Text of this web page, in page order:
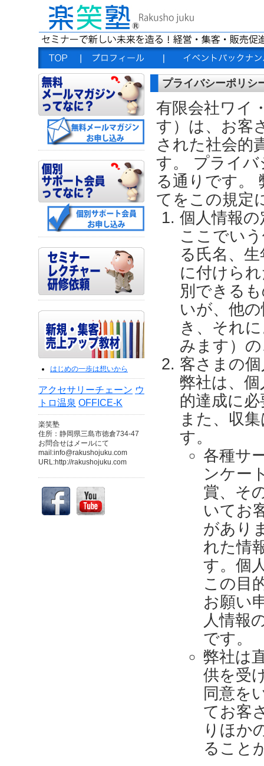
はじめの一歩は想いから
アクセサリーチェーン ウ
トロ温泉 OFFICE-K
楽笑塾
住所：静岡県三島市徳倉734-47
お問合せはメールにて
mail:info@rakushojuku.com
URL:http://rakushojuku.com
プライバシーポリシ
有限会社ワイ
す）は、お客
された社会的
す。 プライバ
る通りです。
てをこの規定
個人情報の
ここでい
る氏名、
に付けら
別できる
いが、他
き、それ
みます）
客さまの
弊社は、
的達成に
また、収
す。
各種サ
ンケー
賞、そ
いてお
があり
れた情
す。個
この目
お願い
人情報
です。
弊社は
供を受
同意を
てお客
りほか
ること